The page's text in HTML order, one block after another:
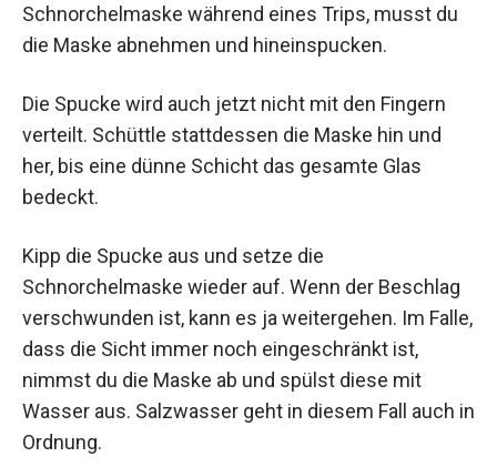
Schnorchelmaske während eines Trips, musst du
die Maske abnehmen und hineinspucken.
Die Spucke wird auch jetzt nicht mit den Fingern
verteilt. Schüttle stattdessen die Maske hin und
her, bis eine dünne Schicht das gesamte Glas
bedeckt.
Kipp die Spucke aus und setze die
Schnorchelmaske wieder auf. Wenn der Beschlag
verschwunden ist, kann es ja weitergehen. Im Falle,
dass die Sicht immer noch eingeschränkt ist,
nimmst du die Maske ab und spülst diese mit
Wasser aus. Salzwasser geht in diesem Fall auch in
Ordnung.